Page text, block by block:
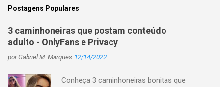
Postagens Populares
3 caminhoneiras que postam conteúdo
adulto - OnlyFans e Privacy
porGabriel M. Marques 12/14/2022
Conheça 3 caminhoneiras bonitas que